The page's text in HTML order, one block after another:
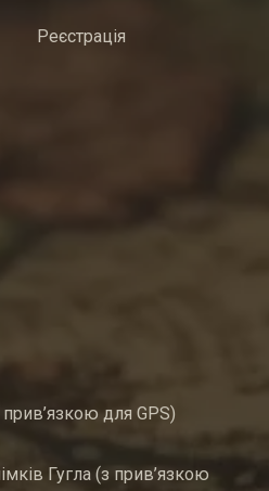
Реєстрація
для GPS)
Гугла (з прив’язкою